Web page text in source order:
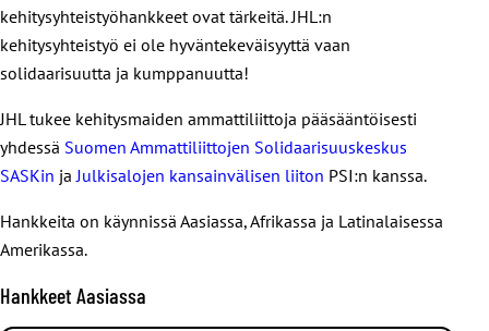
kehitysyhteistyöhankkeet ovat tärkeitä. JHL:n
kehitysyhteistyö ei ole hyväntekeväisyyttä vaan
solidaarisuutta ja kumppanuutta!
JHL tukee kehitysmaiden ammattiliittoja pääsääntöisesti
yhdessä Suomen Ammattiliittojen Solidaarisuuskeskus
SASKin ja Julkisalojen kansainvälisen liiton PSI:n kanssa.
Hankkeita on käynnissä Aasiassa, Afrikassa ja Latinalaisessa
Amerikassa.
Hankkeet Aasiassa